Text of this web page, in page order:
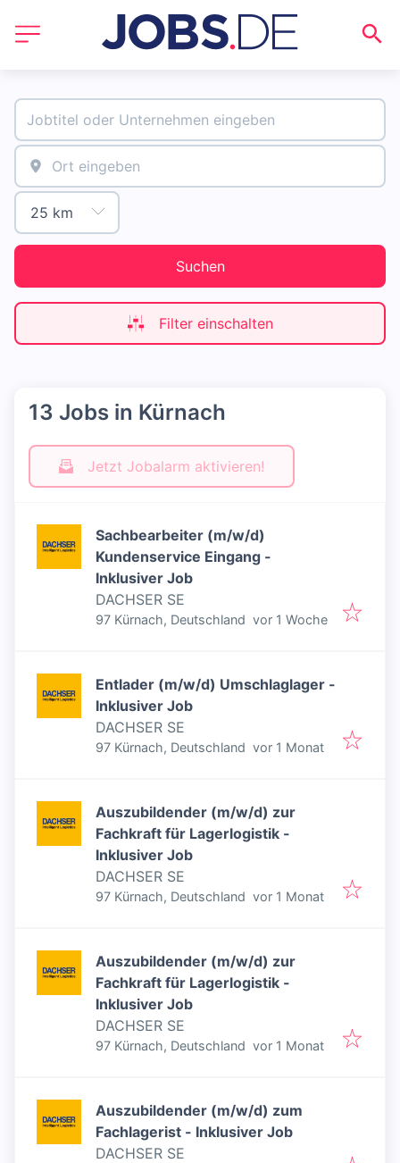
Suchen
Filter einschalten
13 Jobs in Kürnach
Jetzt Jobalarm aktivieren!
Sachbearbeiter (m/w/d)
Kundenservice Eingang -
Inklusiver Job
DACHSER SE
97 Kürnach, Deutschland Veröffentlicht
vor 1 Woche
Entlader (m/w/d) Umschlaglager -
Inklusiver Job
DACHSER SE
97 Kürnach, Deutschland Veröffentlicht
vor 1 Monat
Auszubildender (m/w/d) zur
Fachkraft für Lagerlogistik -
Inklusiver Job
DACHSER SE
97 Kürnach, Deutschland Veröffentlicht
vor 1 Monat
Auszubildender (m/w/d) zur
Fachkraft für Lagerlogistik -
Inklusiver Job
DACHSER SE
97 Kürnach, Deutschland Veröffentlicht
vor 1 Monat
Auszubildender (m/w/d) zum
Fachlagerist - Inklusiver Job
DACHSER SE